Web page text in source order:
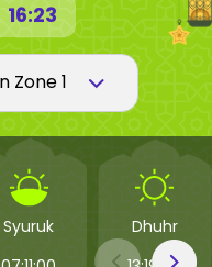
16:23
Syuruk
Dhuhr